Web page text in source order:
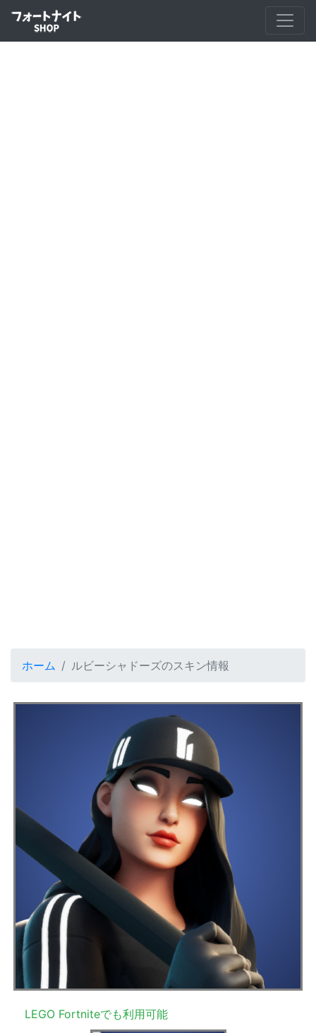
ホーム ルビーシャドーズのスキン情報
LEGO Fortniteでも利用可能